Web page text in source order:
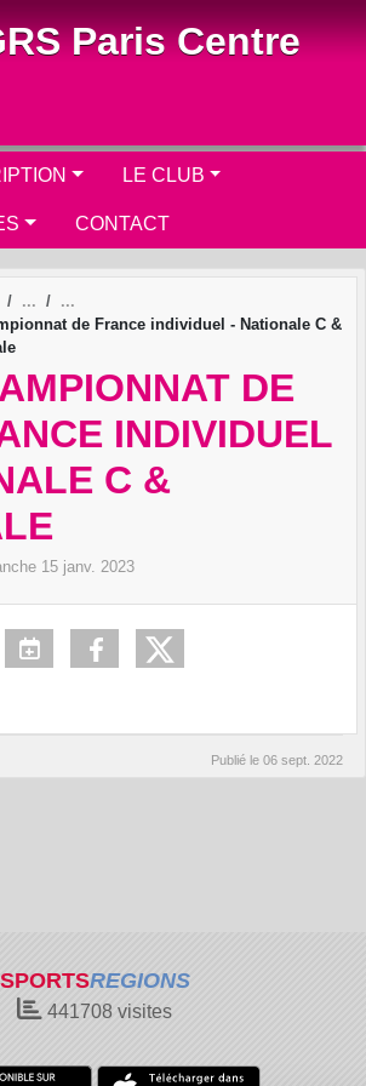
Paris Centre
LE CLUB
CONTACT
de France individuel - Nationale C &
DE
INDIVIDUEL
C &
15 janv. 2023
Publié le 06 sept. 2022
SPORTSREGIONS
441708 visites
cookies